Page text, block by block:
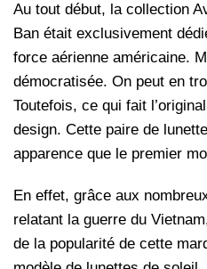
Au tout début, la collection
Ban était exclusivement
force aérienne américaine.
démocratisée. On peut en
Toutefois, ce qui fait
design. Cette paire de
apparence que le premier
En effet, grâce aux
relatant la guerre du
de la popularité de cette